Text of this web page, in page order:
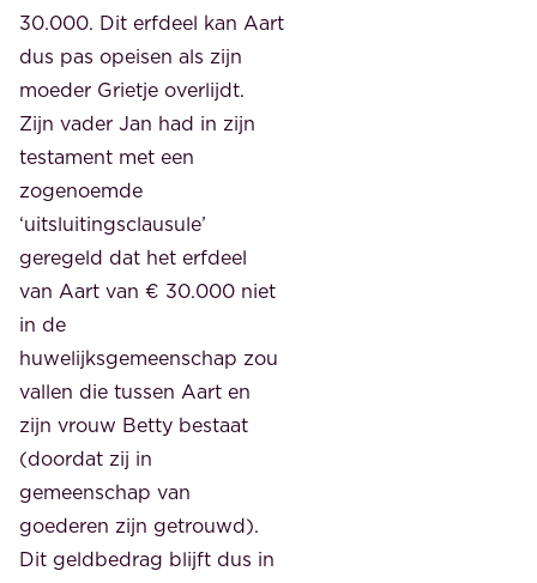
30.000. Dit erfdeel kan Aart
dus pas opeisen als zijn
moeder Grietje overlijdt.
Zijn vader Jan had in zijn
testament met een
zogenoemde
‘uitsluitingsclausule’
geregeld dat het erfdeel
van Aart van € 30.000 niet
in de
huwelijksgemeenschap zou
vallen die tussen Aart en
zijn vrouw Betty bestaat
(doordat zij in
gemeenschap van
goederen zijn getrouwd).
Dit geldbedrag blijft dus in